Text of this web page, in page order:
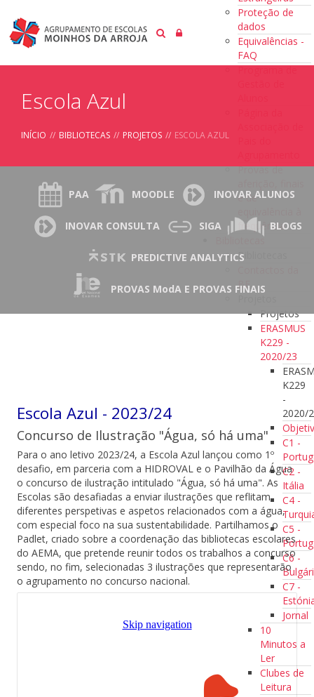
Proteção de
dados
Equivalências -
FAQ
Programa de
Provas de
e de
frequência
Bibliotecas
Bibliotecas
BE
Projetos
ERASMUS
K229 -
2020/23
K229
-
2020/
C1 -
C2 -
Itália
C4 -
C5 -
C6 -
C7 -
Jornal
10
Minutos a
Ler
Clubes de
Leitura
Escola Azul
INÍCIO // BIBLIOTECAS // PROJETOS // ESCOLA AZUL
PAA MOODLE INOVAR ALUNOS
INOVAR CONSULTA SIGA BLOGS
PREDICTIVE ANALYTICS
PROVAS ModA E PROVAS FINAIS
Escola Azul - 2023/24
Concurso de Ilustração "Água, só há uma"
Para o ano letivo 2023/24, a Escola Azul lançou como 1º
desafio, em parceria com a HIDROVAL e o Pavilhão da Água
o concurso de ilustração intitulado "Água, só há uma". As
Escolas são desafiadas a enviar ilustrações que reflitam
diferentes perspetivas e aspetos relacionados com a água,
com especial foco na sua sustentabilidade. Partilhamos o
Padlet, criado sobre a coordenação das bibliotecas escolares
do AEMA, que pretende reunir todos os trabalhos a concurso
sendo, no fim, selecionadas 3 ilustrações que representarão
o agrupamento no concurso nacional.